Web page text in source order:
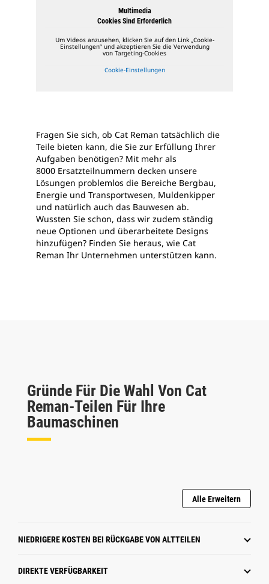
Multimedia
Cookies Sind Erforderlich
Um Videos anzusehen, klicken Sie auf den Link „Cookie-
Einstellungen“ und akzeptieren Sie die Verwendung
von Targeting-Cookies
Cookie-Einstellungen
Fragen Sie sich, ob Cat Reman tatsächlich die
Teile bieten kann, die Sie zur Erfüllung Ihrer
Aufgaben benötigen? Mit mehr als
8000 Ersatzteilnummern decken unsere
Lösungen problemlos die Bereiche Bergbau,
Energie und Transportwesen, Muldenkipper
und natürlich auch das Bauwesen ab.
Wussten Sie schon, dass wir zudem ständig
neue Optionen und überarbeitete Designs
hinzufügen? Finden Sie heraus, wie Cat
Reman Ihr Unternehmen unterstützen kann.
Gründe Für Die Wahl Von Cat
Reman-Teilen Für Ihre
Baumaschinen
Alle Erweitern
NIEDRIGERE KOSTEN BEI RÜCKGABE VON ALTTEILEN
DIREKTE VERFÜGBARKEIT